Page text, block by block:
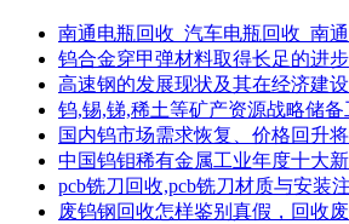
南通电瓶回收_汽车电瓶回收_南
钨合金穿甲弹材料取得长足的进步
高速钢的发展现状及其在经济建
钨,锡,锑,稀土等矿产资源战略储备
国内钨市场需求恢复、价格回升
中国钨钼稀有金属工业年度十大
pcb铣刀回收,pcb铣刀材质与安装
废钨钢回收怎样鉴别真假，回收